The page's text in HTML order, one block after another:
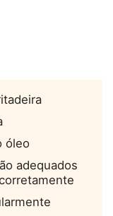
óleo
adequados